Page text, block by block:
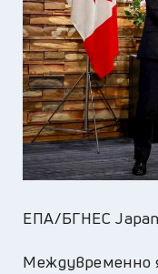
ЕПА/БГНЕС
Междувременно